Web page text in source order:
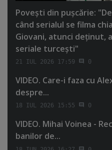
Poveşti din puşcărie:
când serialul se filma
Giovani, atunci deţinut,
seriale turceşti"
21 IUL 2026 17:59 0
VIDEO. Care-i faza cu
despre...
18 IUL 2026 15:55 0
VIDEO. Mihai Voinea -
banilor de...